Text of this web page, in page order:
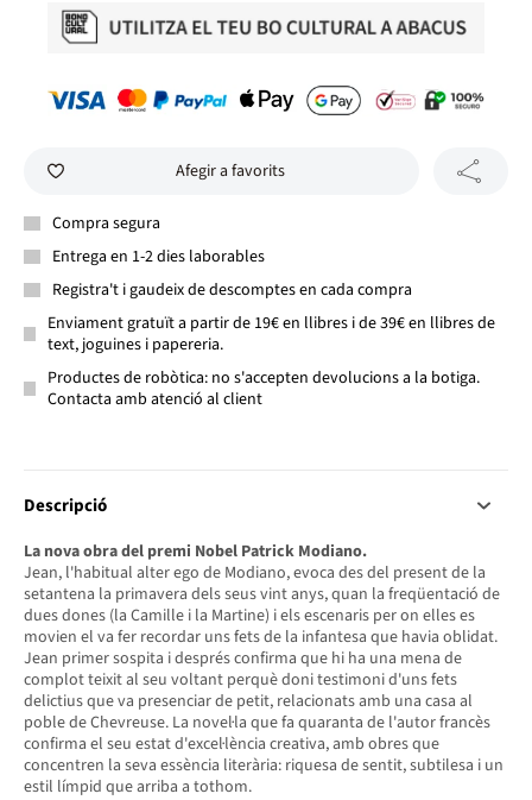
Afegir a favorits
Compra segura
Entrega en 1-2 dies laborables
Registra't i gaudeix de descomptes en cada compra
Enviament gratuït a partir de 19€ en llibres i de 39€ en llibres de
text, joguines i papereria.
Productes de robòtica: no s'accepten devolucions a la botiga.
Contacta amb atenció al client
Descripció
La nova obra del premi Nobel Patrick Modiano.
Jean, l'habitual alter ego de Modiano, evoca des del present de la
setantena la primavera dels seus vint anys, quan la freqüentació de
dues dones (la Camille i la Martine) i els escenaris per on elles es
movien el va fer recordar uns fets de la infantesa que havia oblidat.
Jean primer sospita i després confirma que hi ha una mena de
complot teixit al seu voltant perquè doni testimoni d'uns fets
delictius que va presenciar de petit, relacionats amb una casa al
poble de Chevreuse. La novel·la que fa quaranta de l'autor francès
confirma el seu estat d'excel·lència creativa, amb obres que
concentren la seva essència literària: riquesa de sentit, subtilesa i un
estil límpid que arriba a tothom.